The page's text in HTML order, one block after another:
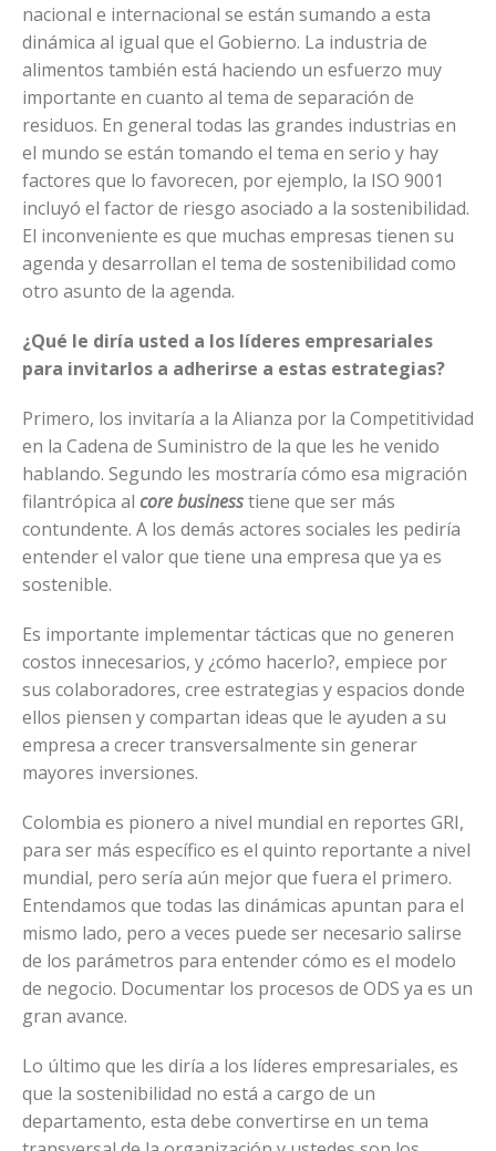
nacional e internacional se están sumando a esta
dinámica al igual que el Gobierno. La industria de
alimentos también está haciendo un esfuerzo muy
importante en cuanto al tema de separación de
residuos. En general todas las grandes industrias en
el mundo se están tomando el tema en serio y hay
factores que lo favorecen, por ejemplo, la ISO 9001
incluyó el factor de riesgo asociado a la sostenibilidad.
El inconveniente es que muchas empresas tienen su
agenda y desarrollan el tema de sostenibilidad como
otro asunto de la agenda.
¿Qué le diría usted a los líderes empresariales
para invitarlos a adherirse a estas estrategias?
Primero, los invitaría a la Alianza por la Competitividad
en la Cadena de Suministro de la que les he venido
hablando. Segundo les mostraría cómo esa migración
filantrópica al core businesstiene que ser más
contundente. A los demás actores sociales les pediría
entender el valor que tiene una empresa que ya es
sostenible.
Es importante implementar tácticas que no generen
costos innecesarios, y ¿cómo hacerlo?, empiece por
sus colaboradores, cree estrategias y espacios donde
ellos piensen y compartan ideas que le ayuden a su
empresa a crecer transversalmente sin generar
mayores inversiones.
Colombia es pionero a nivel mundial en reportes GRI,
para ser más específico es el quinto reportante a nivel
mundial, pero sería aún mejor que fuera el primero.
Entendamos que todas las dinámicas apuntan para el
mismo lado, pero a veces puede ser necesario salirse
de los parámetros para entender cómo es el modelo
de negocio. Documentar los procesos de ODS ya es un
gran avance.
Lo último que les diría a los líderes empresariales, es
que la sostenibilidad no está a cargo de un
departamento, esta debe convertirse en un tema